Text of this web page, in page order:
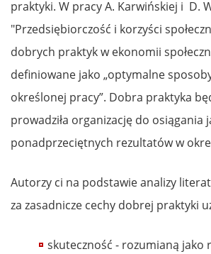
praktyki. W pracy A. Karwińskiej i D.
"Przedsiębiorczość i korzyści
dobrych praktyk w ekonomii
definiowane jako „optymalne
określonej pracy”. Dobra praktyka
prowadziła organizację do osiągania
ponadprzeciętnych rezultatów w
Autorzy ci na podstawie analizy
za zasadnicze cechy dobrej praktyki
skuteczność - rozumianą jako